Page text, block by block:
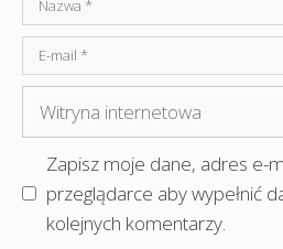
mail
internetowa
Zapisz moje dane, adres e-
przeglądarce aby wypełnić
kolejnych komentarzy.